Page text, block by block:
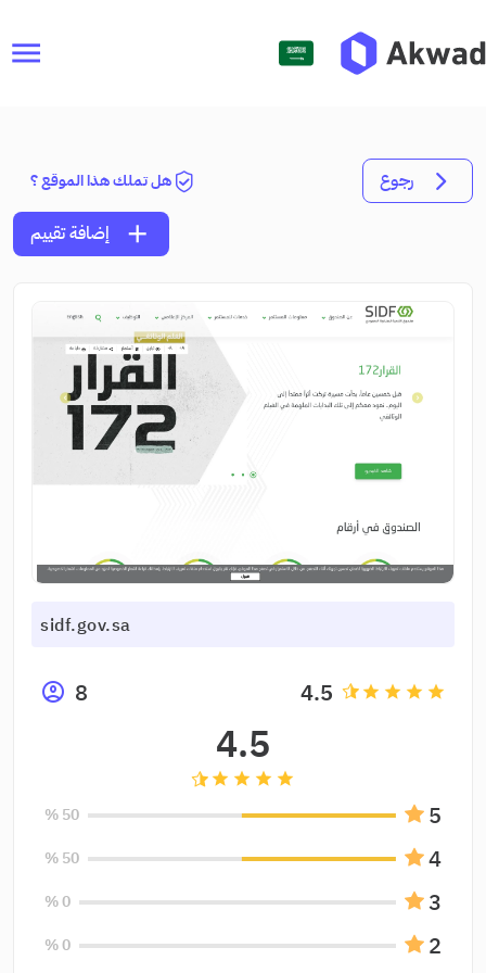
menu
رجوع هل تملك هذا الموقع ؟
add إضافة تقييم
sidf.gov.sa
grade
grade
grade
grade
4.5
8
4.5
grade
grade
grade
grade
5
50 %
4
50 %
3
0 %
2
0 %